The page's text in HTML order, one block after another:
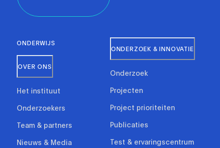
ONDERWIJS
OVER ONS
Het instituut
Onderzoekers
Team & partners
Nieuws & Media
ONDERZOEK & INNOVATIE
Onderzoek
Projecten
Project prioriteiten
Publicaties
Test & ervaringscentrum